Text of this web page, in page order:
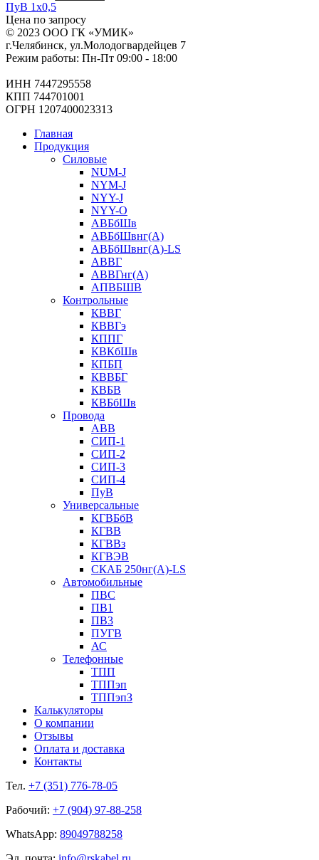
ПуВ 1х0,5
Цена по запросу
© 2023 ООО ГК «УМИК»
г.Челябинск, ул.Молодогвардейцев 7
Режим работы: Пн-Пт 09:00 - 18:00
ИНН 7447295558
КПП 744701001
ОГРН 1207400023313
Главная
Продукция
Силовые
NUM-J
NYM-J
NYY-J
NYY-O
АВБбШв
АВБбШвнг(А)
АВБбШвнг(А)-LS
АВВГ
АВВГнг(А)
АПВБШВ
Контрольные
КВВГ
КВВГэ
КППГ
КВКбШв
КПБП
КВВБГ
КВБВ
КВБбШв
Провода
АВВ
СИП-1
СИП-2
СИП-3
СИП-4
ПуВ
Универсальные
КГВБбВ
КГВВ
КГВВз
КГВЭВ
СКАБ 250нг(А)-LS
Автомобильные
ПВС
ПВ1
ПВ3
ПУГВ
АС
Телефонные
ТПП
ТППэп
ТППэпЗ
Калькуляторы
О компании
Отзывы
Оплата и доставка
Контакты
Тел. +7 (351) 776-78-05
Рабочий: +7 (904) 97-88-258
WhatsApp: 89049788258